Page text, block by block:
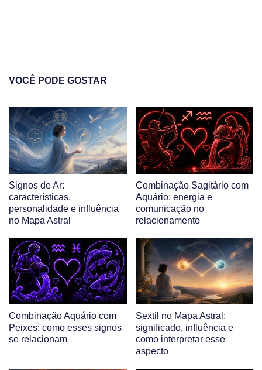
VOCÊ PODE GOSTAR
Signos de Ar:
características,
personalidade e influência
no Mapa Astral
Combinação Sagitário com
Aquário: energia e
comunicação no
relacionamento
Combinação Aquário com
Peixes: como esses signos
se relacionam
Sextil no Mapa Astral:
significado, influência e
como interpretar esse
aspecto